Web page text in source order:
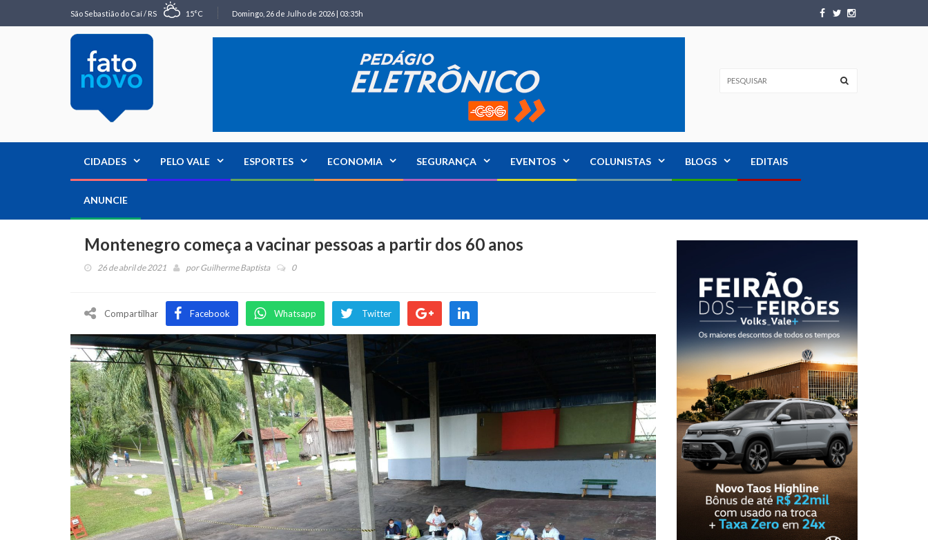
São Sebastião do Caí / RS 15°C Domingo, 26 de Julho de 2026 | 03:35h
CIDADES PELO VALE ESPORTES ECONOMIA SEGURANÇA EVENTOS COLUNISTAS BLOGS EDITAIS
ANUNCIE
Montenegro começa a vacinar pessoas a partir dos 60 anos
26 de abril de 2021 porGuilherme Baptista 0
Compartilhar Facebook Whatsapp Twitter